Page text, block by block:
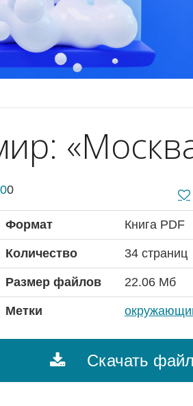
00
Формат Книга PDF
Количество 34 страниц
Размер файлов 22.06 Мб
Метки
Скачать файл